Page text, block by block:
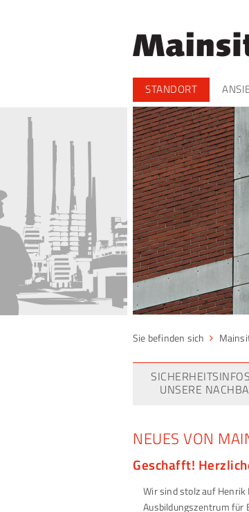
Navigation
überspringen
STANDORT
UNSERE
NEUES VON
Geschafft!
Wir sind stolz auf Henrik
Ausbildungszentrum für